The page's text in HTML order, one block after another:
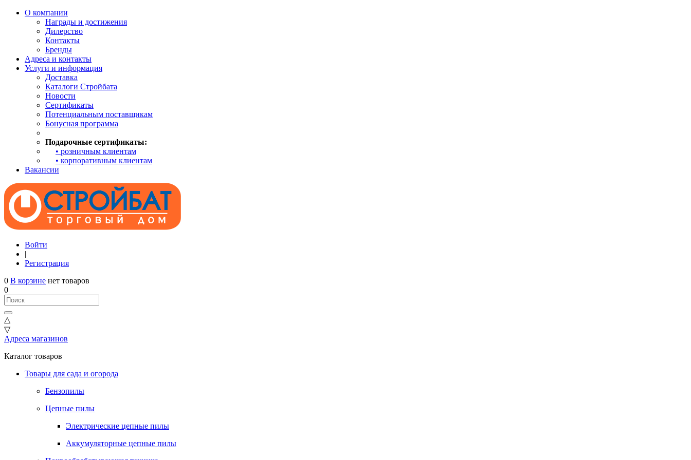
О компании
Награды и достижения
Дилерство
Контакты
Бренды
Адреса и контакты
Услуги и информация
Доставка
Каталоги Стройбата
Новости
Сертификаты
Потенциальным поставщикам
Бонусная программа
Подарочные сертификаты:
• розничным клиентам
• корпоративным клиентам
Вакансии
Войти
|
Регистрация
0 В корзине нет товаров
0
△
▽
Адреса магазинов
Каталог товаров
Товары для сада и огорода
Бензопилы
Цепные пилы
Электрические цепные пилы
Аккумуляторные цепные пилы